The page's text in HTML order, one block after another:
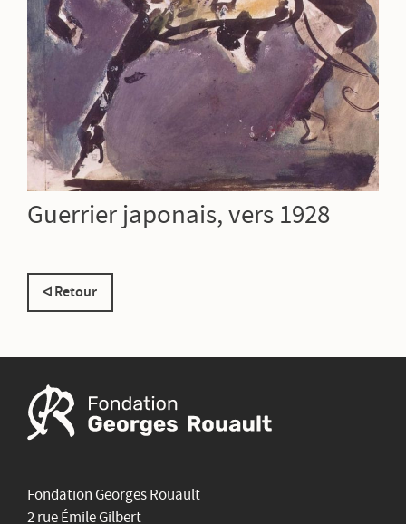
Guerrier japonais, vers 1928
Retour
Fondation Georges Rouault
2 rue Émile Gilbert